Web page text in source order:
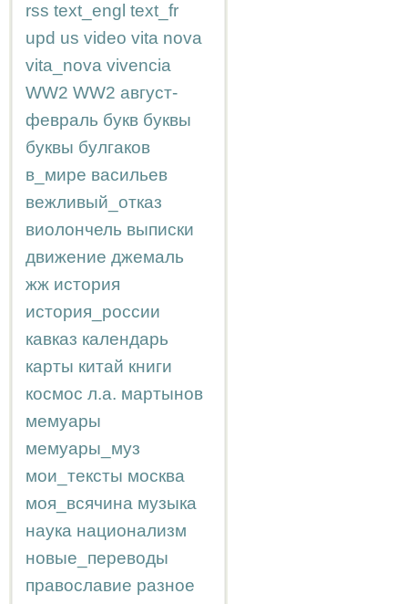
rss text_engl text_fr
upd us video vita nova
vita_nova vivencia
WW2 WW2 август-
февраль букв буквы
буквы булгаков
в_мире васильев
вежливый_отказ
виолончель выписки
движение джемаль
жж история
история_россии
кавказ календарь
карты китай книги
космос л.а. мартынов
мемуары
мемуары_муз
мои_тексты москва
моя_всячина музыка
наука национализм
новые_переводы
православие разное